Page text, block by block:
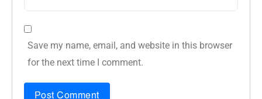
Save my name, email, and website in this browser
for the next time I comment.